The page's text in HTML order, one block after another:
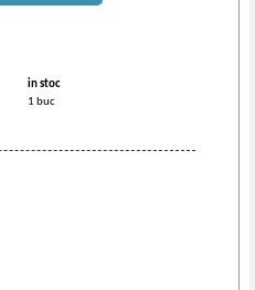
in stoc
1 buc